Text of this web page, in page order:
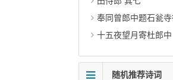
奉同曾郎中题石瓮
十五夜望月寄杜郎中
随机推荐诗词